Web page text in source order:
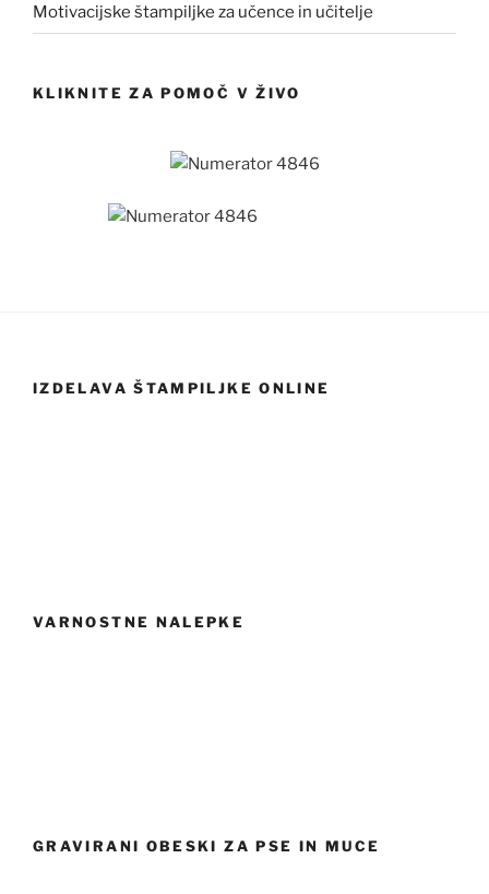
Motivacijske štampiljke za učence in učitelje
KLIKNITE ZA POMOČ V ŽIVO
IZDELAVA ŠTAMPILJKE ONLINE
VARNOSTNE NALEPKE
GRAVIRANI OBESKI ZA PSE IN MUCE